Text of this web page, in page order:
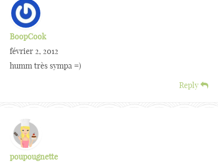
BoopCook
février 2, 2012
humm très sympa =)
Reply
poupougnette